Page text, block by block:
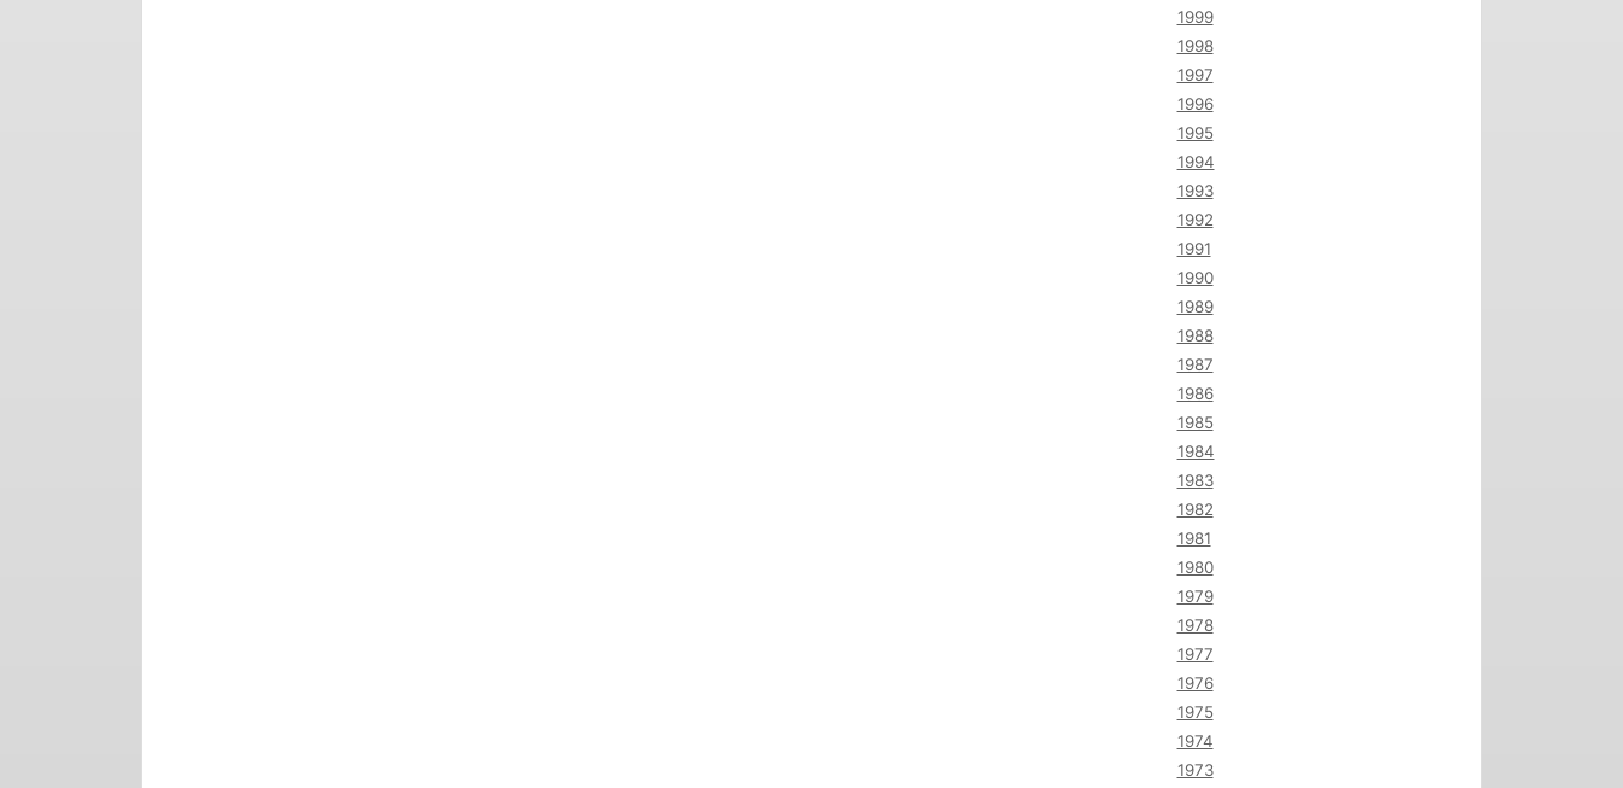
1999
1998
1997
1996
1995
1994
1993
1992
1991
1990
1989
1988
1987
1986
1985
1984
1983
1982
1981
1980
1979
1978
1977
1976
1975
1974
1973